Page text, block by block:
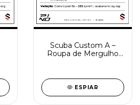
Scuba Custom A –
Roupa de Mergulho
ou 7mm
ESPIAR